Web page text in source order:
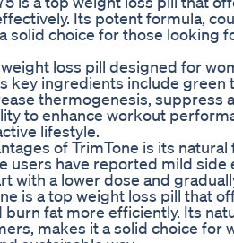
Its potent formula,
solid choice for those looking
weight loss pill designed for
key ingredients include green
thermogenesis, suppress
to enhance workout
lifestyle.
of TrimTone is its
users have reported mild
with a lower dose and
is a top weight loss pill that
fat more efficiently. Its
makes it a solid choice for